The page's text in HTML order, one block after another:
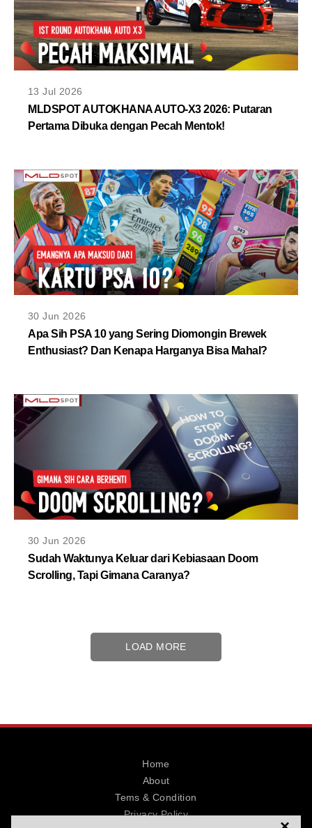
13 Jul 2026
MLDSPOT AUTOKHANA AUTO-X3 2026: Putaran
Pertama Dibuka dengan Pecah Mentok!
30 Jun 2026
Apa Sih PSA 10 yang Sering Diomongin Brewek
Enthusiast? Dan Kenapa Harganya Bisa Mahal?
30 Jun 2026
Sudah Waktunya Keluar dari Kebiasaan Doom
Scrolling, Tapi Gimana Caranya?
LOAD MORE
Home
About
Tems & Condition
Privacy Policy